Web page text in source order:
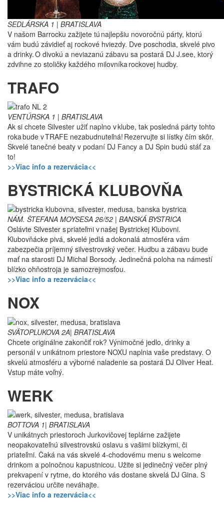
SEDLÁRSKA 1 | BRATISLAVA
V našom Barrocku zažijete tú najlepšiu novoročnú párty, ktorú
vám budú závidieť aj rockové hviezdy. Dve poschodia, skvelé pivo
a drinky. O divokú a neviazanú zábavu sa postará DJ J.see, ktorý
zdvihne zo stoličky každého milovníka rockovej hudby.
TRAFO
VENTÚRSKA 1 | BRATISLAVA
Ak si chcete Silvester užiť naplno v klube, tak posledná párty tohto
roka bude v TRAFE nezabudnuteľná! Rezervujte si lístky čím skôr.
Skvelé tanečné beaty v podaní DJ Fancy a DJ Spin budú stáť za
to!
>>Viac info a rezervácia<<
BYSTRICKÁ KLUBOVŇA
NÁM. ŠTEFANA MOYSESA 26/52 | BANSKÁ BYSTRICA
Oslávte Silvester s priateľmi v našej Bystrickej Klubovni.
Klubovňácke pivá, skvelé jedlá a dokonalá atmosféra vám
zabezpečia príjemný silvestrovský večer. Hudbu a zábavu bude
mať na starosti DJ Michal Borsody. Jedinečná poloha na námestí
blízko ohňostroja je samozrejmosťou.
>>Viac info a rezervácia<<
NOX
SVÄTOPLUKOVA 2A| BRATISLAVA
Chcete originálne zakončiť rok? Výnimočné jedlo, drinky a
personál v unikátnom priestore NOXU naplnia vaše predstavy. O
skvelú atmosféru a výborné naladenie sa postará DJ Oliver Heat.
Vstup máte voľný.
WERK
BOTTOVA 1| BRATISLAVA
V unikátnych priestoroch Jurkovičovej teplárne zažijete
neopakovateľnú silvestrovskú oslavu s vašimi blízkymi, či
priateľmi. Čaká na vás skvelé 4-chodovému menu s welcome
drinkom a polnočnou kapustnicou. Užite si jedinečný večer plný
prekvapení v rytme, do ktorého vás dostane skvelá DJ Gina. S
rezerváciou určite neváhajte.
>>Viac info a rezervácia<<